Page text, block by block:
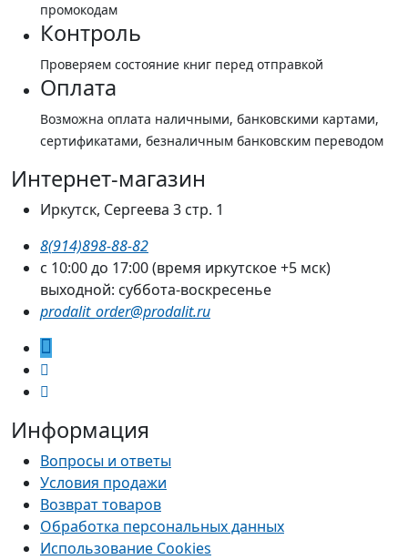
промокодам
Контроль
Проверяем состояние книг перед отправкой
Оплата
Возможна оплата наличными, банковскими картами,
сертификатами, безналичным банковским переводом
Интернет-магазин
Иркутск, Сергеева 3 стр. 1
8(914)898-88-82
с 10:00 до 17:00 (время иркутское +5 мск)
выходной: суббота-воскресенье
prodalit_order@prodalit.ru
Информация
Вопросы и ответы
Условия продажи
Возврат товаров
Обработка персональных данных
Использование Cookies